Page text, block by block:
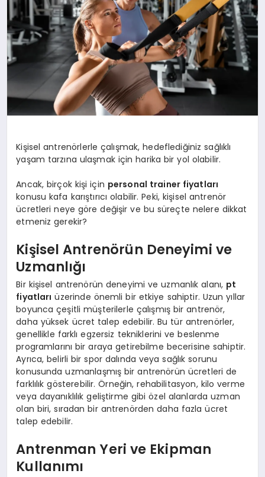
YAŞAM
Kişisel antrenörlerle çalışmak, hedeflediğiniz sağlıklı
yaşam tarzına ulaşmak için harika bir yol olabilir.
Ancak, birçok kişi için personal trainer fiyatları
konusu kafa karıştırıcı olabilir. Peki, kişisel antrenör
ücretleri neye göre değişir ve bu süreçte nelere dikkat
etmeniz gerekir?
Kişisel Antrenörün Deneyimi ve
Uzmanlığı
Bir kişisel antrenörün deneyimi ve uzmanlık alanı, pt
fiyatları üzerinde önemli bir etkiye sahiptir. Uzun yıllar
boyunca çeşitli müşterilerle çalışmış bir antrenör,
daha yüksek ücret talep edebilir. Bu tür antrenörler,
genellikle farklı egzersiz tekniklerini ve beslenme
programlarını bir araya getirebilme becerisine sahiptir.
Ayrıca, belirli bir spor dalında veya sağlık sorunu
konusunda uzmanlaşmış bir antrenörün ücretleri de
farklılık gösterebilir. Örneğin, rehabilitasyon, kilo verme
veya dayanıklılık geliştirme gibi özel alanlarda uzman
olan biri, sıradan bir antrenörden daha fazla ücret
talep edebilir.
Antrenman Yeri ve Ekipman
Kullanımı